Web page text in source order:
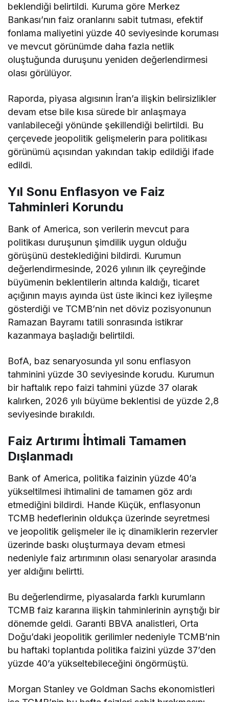
beklendiği belirtildi. Kuruma göre Merkez
Bankası’nın faiz oranlarını sabit tutması, efektif
fonlama maliyetini yüzde 40 seviyesinde koruması
ve mevcut görünümde daha fazla netlik
oluştuğunda duruşunu yeniden değerlendirmesi
olası görülüyor.
Raporda, piyasa algısının İran’a ilişkin belirsizlikler
devam etse bile kısa sürede bir anlaşmaya
varılabileceği yönünde şekillendiği belirtildi. Bu
çerçevede jeopolitik gelişmelerin para politikası
görünümü açısından yakından takip edildiği ifade
edildi.
Yıl Sonu Enflasyon ve Faiz
Tahminleri Korundu
Bank of America, son verilerin mevcut para
politikası duruşunun şimdilik uygun olduğu
görüşünü desteklediğini bildirdi. Kurumun
değerlendirmesinde, 2026 yılının ilk çeyreğinde
büyümenin beklentilerin altında kaldığı, ticaret
açığının mayıs ayında üst üste ikinci kez iyileşme
gösterdiği ve TCMB’nin net döviz pozisyonunun
Ramazan Bayramı tatili sonrasında istikrar
kazanmaya başladığı belirtildi.
BofA, baz senaryosunda yıl sonu enflasyon
tahminini yüzde 30 seviyesinde korudu. Kurumun
bir haftalık repo faizi tahmini yüzde 37 olarak
kalırken, 2026 yılı büyüme beklentisi de yüzde 2,8
seviyesinde bırakıldı.
Faiz Artırımı İhtimali Tamamen
Dışlanmadı
Bank of America, politika faizinin yüzde 40’a
yükseltilmesi ihtimalini de tamamen göz ardı
etmediğini bildirdi. Hande Küçük, enflasyonun
TCMB hedeflerinin oldukça üzerinde seyretmesi
ve jeopolitik gelişmeler ile iç dinamiklerin rezervler
üzerinde baskı oluşturmaya devam etmesi
nedeniyle faiz artırımının olası senaryolar arasında
yer aldığını belirtti.
Bu değerlendirme, piyasalarda farklı kurumların
TCMB faiz kararına ilişkin tahminlerinin ayrıştığı bir
dönemde geldi. Garanti BBVA analistleri, Orta
Doğu’daki jeopolitik gerilimler nedeniyle TCMB’nin
bu haftaki toplantıda politika faizini yüzde 37’den
yüzde 40’a yükseltebileceğini öngörmüştü.
Morgan Stanley ve Goldman Sachs ekonomistleri